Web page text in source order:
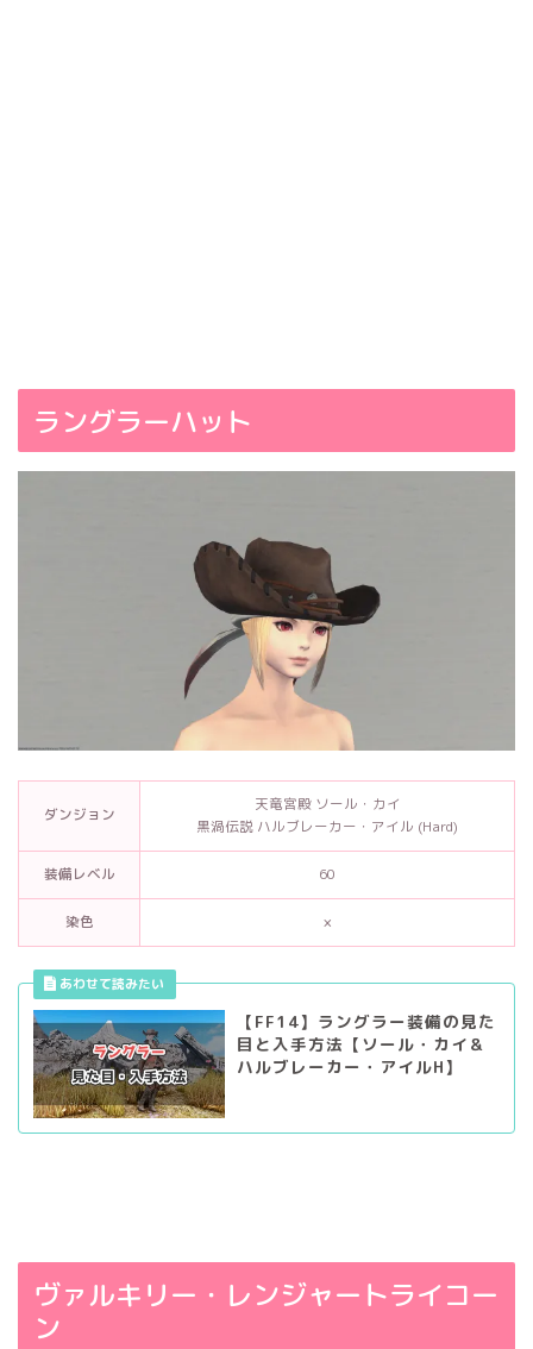
ラングラーハット
ダンジョン
天竜宮殿 ソール・カイ
黒渦伝説 ハルブレーカー・アイル (Hard)
装備レベル 60
染色 ×
【FF14】ラングラー装備の見た
目と入手方法【ソール・カイ＆
ハルブレーカー・アイルH】
ヴァルキリー・レンジャートライコー
ン